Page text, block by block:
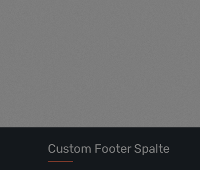
Custom Footer Spalte